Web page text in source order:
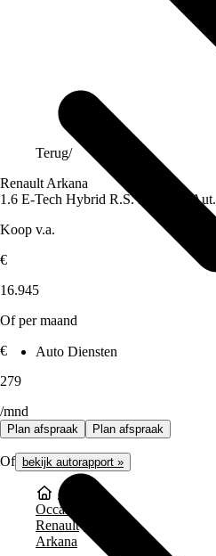
Auto Diensten
Terug/
Renault Arkana
1.6 E-Tech Hybrid R.S. Line 145 Aut.
Koop v.a.
€
16.945
Of per maand
€
279
/mnd
Plan afspraak Plan afspraak
Of bekijk autorapport »
Occasions
Renault
Arkana